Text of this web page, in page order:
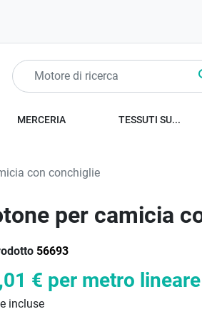
MERCERIA TESSUTI SU...
con conchiglie
per camicia
56693
€ per metro lineare
incluse